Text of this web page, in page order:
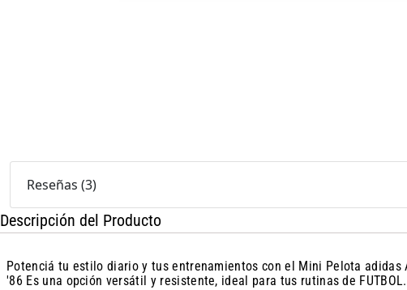
Reseñas (3)
Descripción del Producto
Potenciá tu estilo diario y tus entrenamientos con el Mini Pelota
'86 Es una opción versátil y resistente, ideal para tus rutinas de